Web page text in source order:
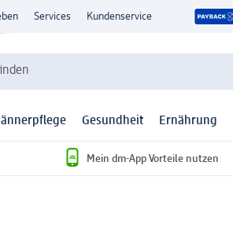
Services Kundenservice
Gesundheit Ernährung
Mein dm-App Vorteile nutzen